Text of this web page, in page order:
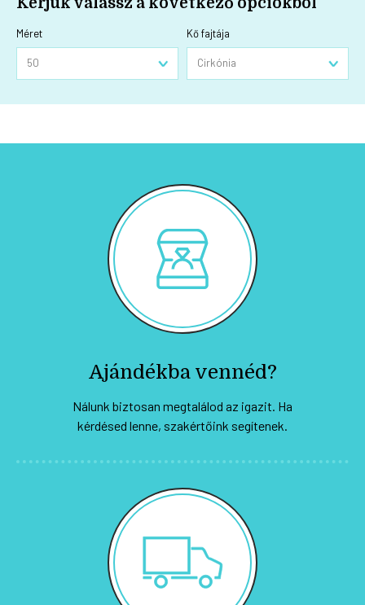
Méret Kő fajtája
Ajándékba vennéd?
Nálunk biztosan megtalálod az igazit. Ha
kérdésed lenne, szakértőink segítenek.